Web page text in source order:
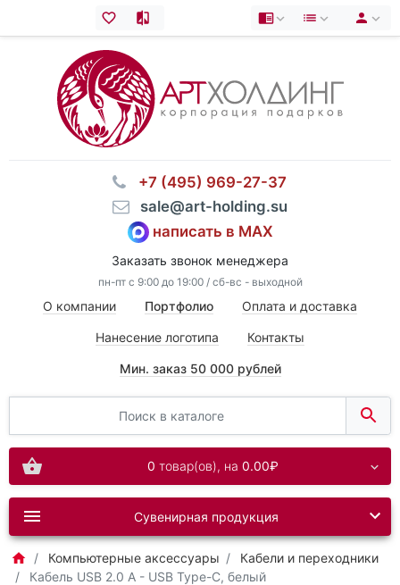
⠀+7 (495) 969-27-37
⠀sale@art-holding.su
написать в MAX
Заказать звонок менеджера
пн-пт с 9:00 до 19:00 / сб-вс - выходной
О компании Портфолио Оплата и доставка
Нанесение логотипа Контакты
Мин. заказ 50 000 рублей
0 товар(ов), на 0.00₽
Сувенирная продукция
Компьютерные аксессуары
Кабели и переходники
Кабель USB 2.0 A - USB Type-C, белый